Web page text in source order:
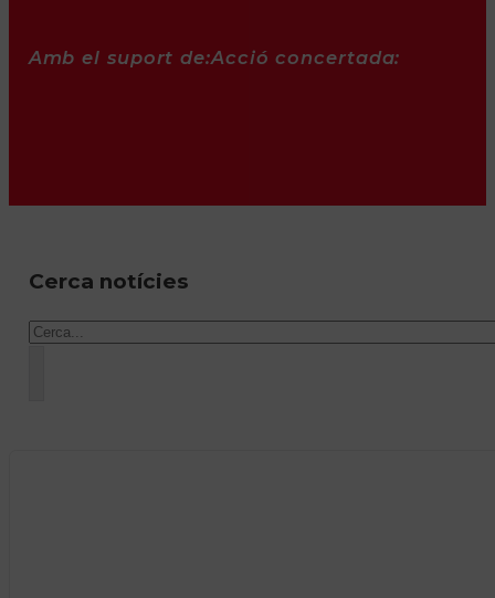
Amb el suport de:Acció concertada:
Cerca notícies
Cercar